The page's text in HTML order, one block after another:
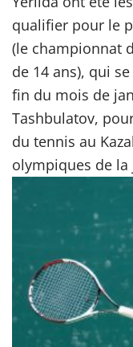
qualifier pour le
(le championnat
de 14 ans), qui
fin du mois de
Tashbulatov,
du tennis au
olympiques de la